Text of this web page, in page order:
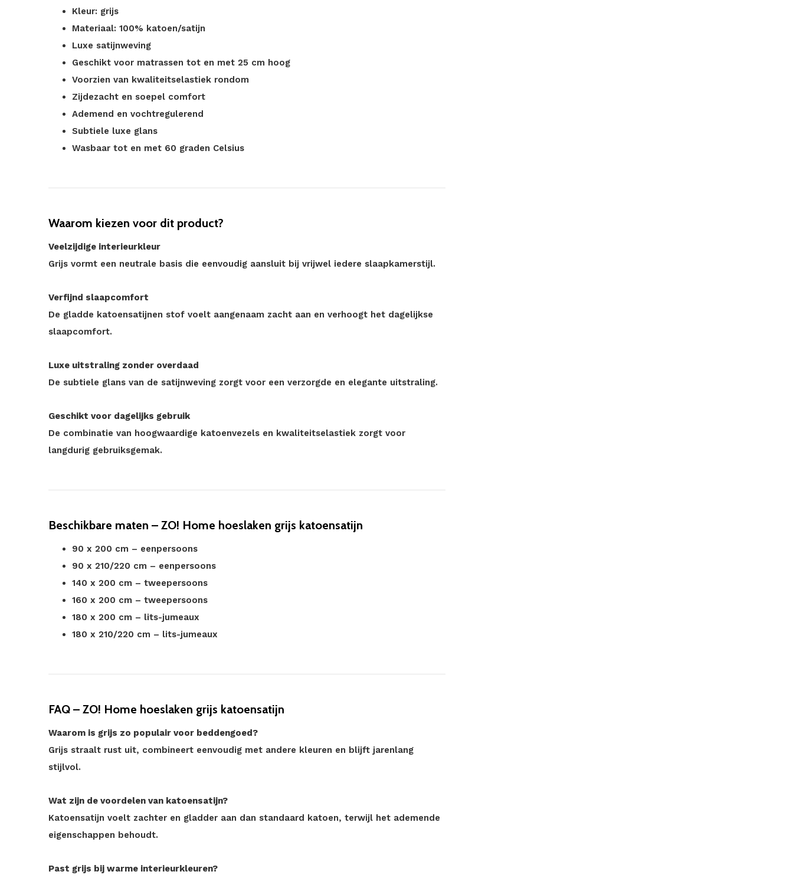
Kleur: grijs
Materiaal: 100% katoen/satijn
Luxe satijnweving
Geschikt voor matrassen tot en met 25 cm hoog
Voorzien van kwaliteitselastiek rondom
Zijdezacht en soepel comfort
Ademend en vochtregulerend
Subtiele luxe glans
Wasbaar tot en met 60 graden Celsius
Waarom kiezen voor dit product?
Veelzijdige interieurkleur
Grijs vormt een neutrale basis die eenvoudig aansluit bij vrijwel iedere slaapkamerstijl.
Verfijnd slaapcomfort
De gladde katoensatijnen stof voelt aangenaam zacht aan en verhoogt het dagelijkse
slaapcomfort.
Luxe uitstraling zonder overdaad
De subtiele glans van de satijnweving zorgt voor een verzorgde en elegante uitstraling.
Geschikt voor dagelijks gebruik
De combinatie van hoogwaardige katoenvezels en kwaliteitselastiek zorgt voor
langdurig gebruiksgemak.
Beschikbare maten – ZO! Home hoeslaken grijs katoensatijn
90 x 200 cm – eenpersoons
90 x 210/220 cm – eenpersoons
140 x 200 cm – tweepersoons
160 x 200 cm – tweepersoons
180 x 200 cm – lits-jumeaux
180 x 210/220 cm – lits-jumeaux
FAQ – ZO! Home hoeslaken grijs katoensatijn
Waarom is grijs zo populair voor beddengoed?
Grijs straalt rust uit, combineert eenvoudig met andere kleuren en blijft jarenlang
stijlvol.
Wat zijn de voordelen van katoensatijn?
Katoensatijn voelt zachter en gladder aan dan standaard katoen, terwijl het ademende
eigenschappen behoudt.
Past grijs bij warme interieurkleuren?